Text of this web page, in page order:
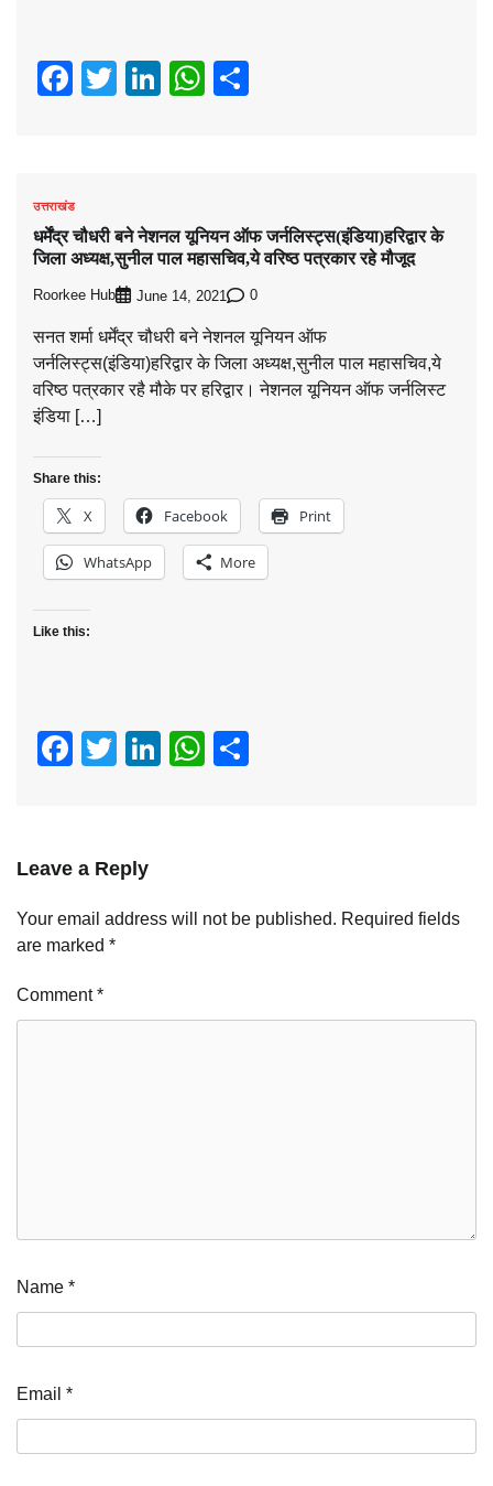
Facebook
TwitterLinkedIn
WhatsApp
उत्तराखंड
धर्मेंद्र चौधरी बने नेशनल यूनियन ऑफ जर्नलिस्ट्स(इंडिया)हरिद्वार के
जिला अध्यक्ष,सुनील पाल महासचिव,ये वरिष्ठ पत्रकार रहे मौजूद
Roorkee Hub June 14, 2021 0
सनत शर्मा धर्मेंद्र चौधरी बने नेशनल यूनियन ऑफ
जर्नलिस्ट्स(इंडिया)हरिद्वार के जिला अध्यक्ष,सुनील पाल महासचिव,ये
वरिष्ठ पत्रकार रहै मौके पर हरिद्वार। नेशनल यूनियन ऑफ जर्नलिस्ट
इंडिया […]
Share this:
X Facebook Print
WhatsApp More
Like this:
Facebook
TwitterLinkedIn
WhatsApp
Leave a Reply
Your email address will not be published. Required fields
are marked *
Comment*
Name *
Email *